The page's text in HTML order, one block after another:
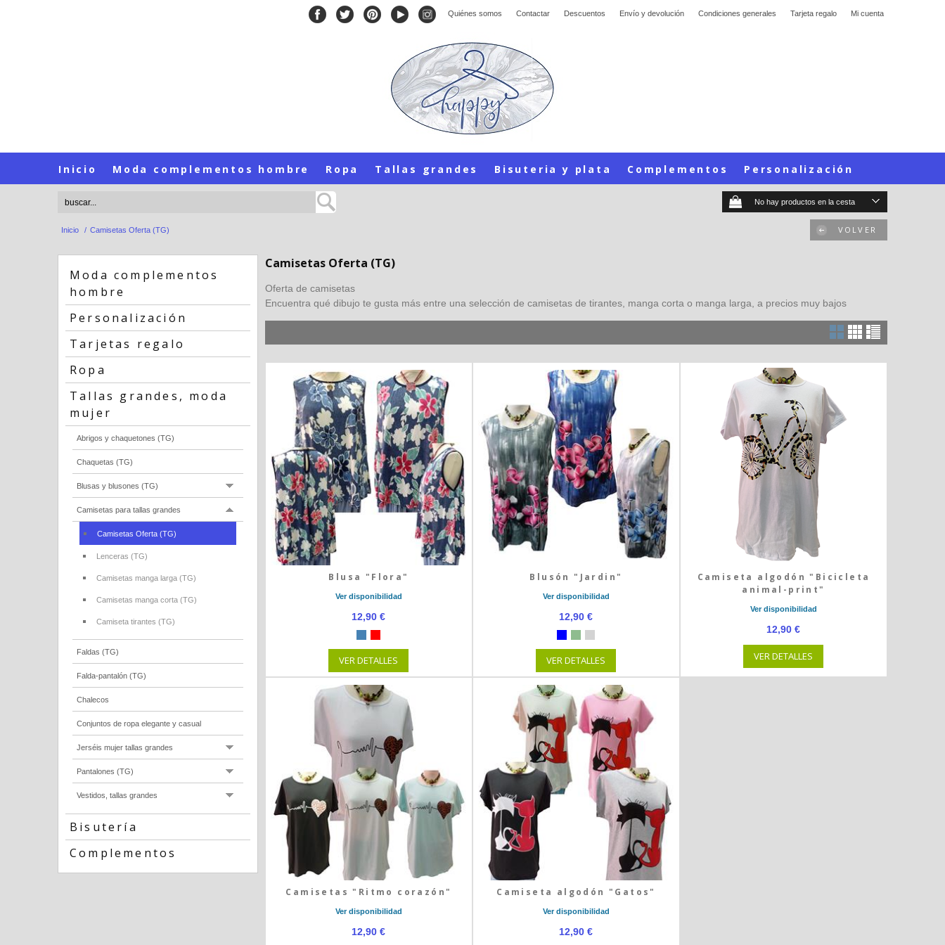
Quiénes somos Contactar Descuentos Envío y devolución Condiciones generales Tarjeta regalo Mi cuenta
Inicio Moda complementos hombre Ropa Tallas grandes Bisuteria y plata Complementos Personalización
No hay productos en la cesta
Inicio / Camisetas Oferta (TG) VOLVER
Moda complementos
hombre
Personalización
Tarjetas regalo
Ropa
Tallas grandes, moda
mujer
Abrigos y chaquetones (TG)
Chaquetas (TG)
Blusas y blusones (TG)
Camisetas para tallas grandes
Camisetas Oferta (TG)
Lenceras (TG)
Camisetas manga larga (TG)
Camisetas manga corta (TG)
Camiseta tirantes (TG)
Faldas (TG)
Falda-pantalón (TG)
Chalecos
Conjuntos de ropa elegante y casual
Jerséis mujer tallas grandes
Pantalones (TG)
Vestidos, tallas grandes
Bisutería
Complementos
Camisetas Oferta (TG)
Oferta de camisetas
Encuentra qué dibujo te gusta más entre una selección de camisetas de tirantes, manga corta o manga larga, a precios muy bajos
Blusa "Flora"
Ver disponibilidad
12,90 €
VER DETALLES
Blusón "Jardin"
Ver disponibilidad
12,90 €
VER DETALLES
Camiseta algodón "Bicicleta
animal-print"
Ver disponibilidad
12,90 €
VER DETALLES
Camisetas "Ritmo corazón"
Ver disponibilidad
12,90 €
Camiseta algodón "Gatos"
Ver disponibilidad
12,90 €